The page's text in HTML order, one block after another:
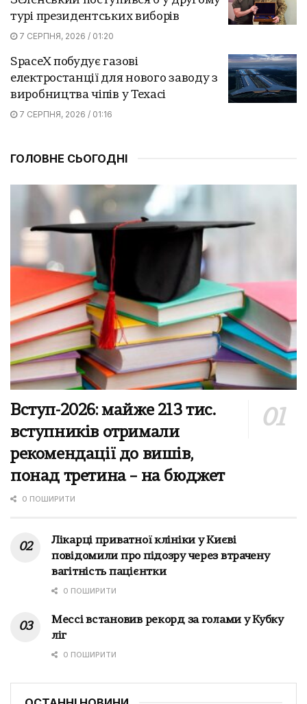
турі президентських виборів
7 СЕРПНЯ, 2026 / 01:20
SpaceX побудує газові
електростанції для нового заводу з
виробництва чіпів у Техасі
7 СЕРПНЯ, 2026 / 01:16
ГОЛОВНЕ СЬОГОДНІ
Вступ-2026: майже 213 тис.
вступників отримали
рекомендації до вишів,
понад третина – на бюджет
0 ПОШИРИТИ
Лікарці приватної клініки у Києві
повідомили про підозру через втрачену
вагітність пацієнтки
0 ПОШИРИТИ
Мессі встановив рекорд за голами у Кубку
ліг
0 ПОШИРИТИ